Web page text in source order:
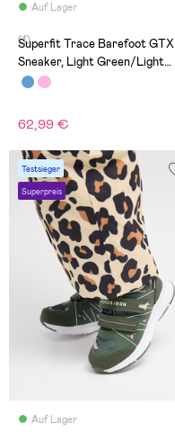
Auf Lager
(1)
Superfit Trace Barefoot GTX
Sneaker, Light Green/Light
Grey
62,99 €
Testsieger
Superpreis
Auf Lager